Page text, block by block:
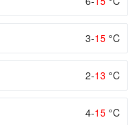
3-15 °C
2-13 °C
4-15 °C